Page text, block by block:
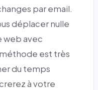
par email.
déplacer nulle
web avec
est très
du temps
à votre